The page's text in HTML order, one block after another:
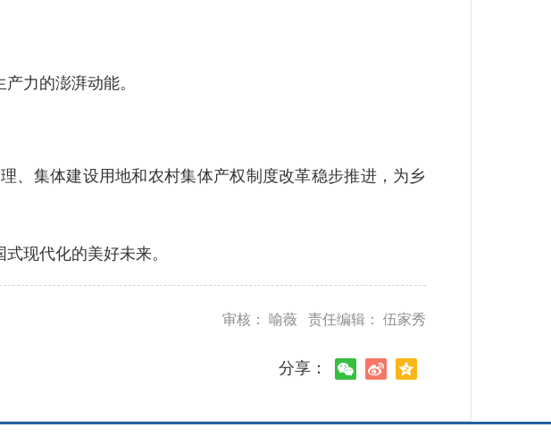
力的澎湃动能。
集体建设用地和农村集体产权制度改革稳步推进，为乡
现代化的美好未来。
审核： 喻薇 责任编辑： 伍家秀
分享：